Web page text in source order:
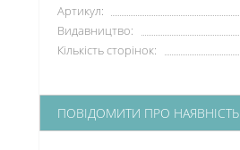
Артикул:
Видавництво:
Кількість сторінок:
ПОВІДОМИТИ ПРО НАЯВНІСТЬ